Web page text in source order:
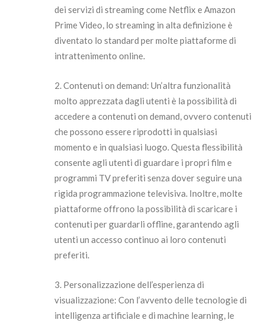
dei servizi di streaming come Netflix e Amazon
Prime Video, lo streaming in alta definizione è
diventato lo standard per molte piattaforme di
intrattenimento online.
2. Contenuti on demand: Un’altra funzionalità
molto apprezzata dagli utenti è la possibilità di
accedere a contenuti on demand, ovvero contenuti
che possono essere riprodotti in qualsiasi
momento e in qualsiasi luogo. Questa flessibilità
consente agli utenti di guardare i propri film e
programmi TV preferiti senza dover seguire una
rigida programmazione televisiva. Inoltre, molte
piattaforme offrono la possibilità di scaricare i
contenuti per guardarli offline, garantendo agli
utenti un accesso continuo ai loro contenuti
preferiti.
3. Personalizzazione dell’esperienza di
visualizzazione: Con l’avvento delle tecnologie di
intelligenza artificiale e di machine learning, le